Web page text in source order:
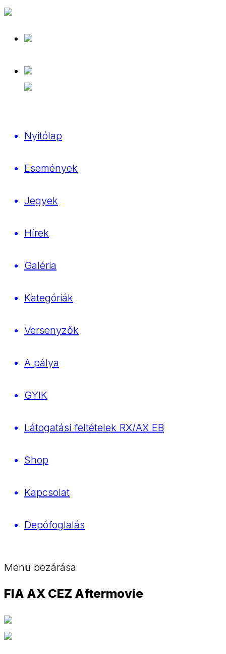
Nyitólap
Események
Jegyek
Hírek
Galéria
Kategóriák
Versenyzők
A pálya
GYIK
Látogatási feltételek RX/AX EB
Shop
Kapcsolat
Depófoglalás
Menü bezárása
FIA AX CEZ Aftermovie